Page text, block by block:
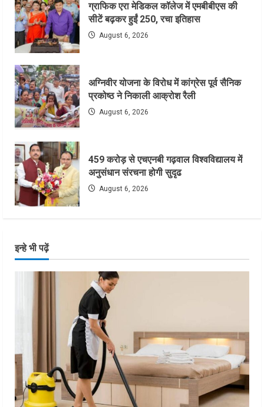
ग्राफिक एरा मेडिकल कॉलेज में एमबीबीएस की
सीटें बढ़कर हुईं 250, रचा इतिहास
August 6, 2026
अग्निवीर योजना के विरोध में कांग्रेस पूर्व सैनिक
प्रकोष्ठ ने निकाली आक्रोश रैली
August 6, 2026
459 करोड़ से एचएनबी गढ़वाल विश्वविद्यालय में
अनुसंधान संरचना होगी सुदृढ
August 6, 2026
इन्हे भी पढ़ें